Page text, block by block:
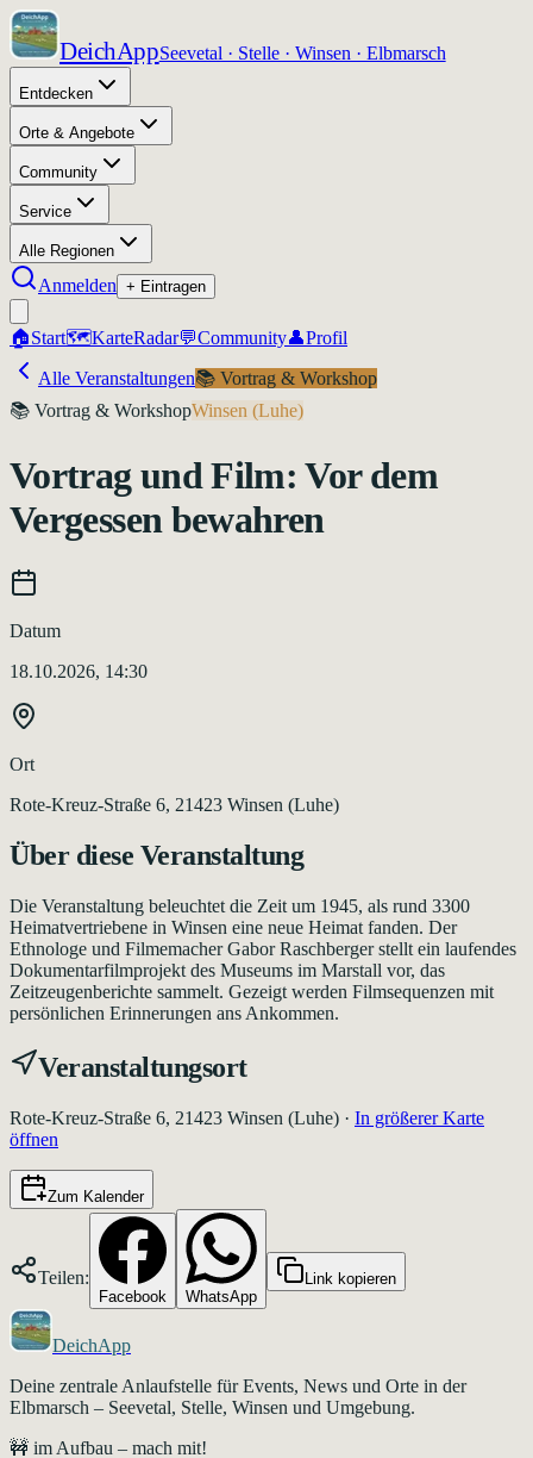
DeichAppSeevetal · Stelle · Winsen · Elbmarsch
Entdecken
Orte & Angebote
Community
Service
Alle Regionen
Anmelden + Eintragen
🏠Start🗺️KarteRadar💬Community👤Profil
Alle Veranstaltungen📚 Vortrag & Workshop
📚 Vortrag & WorkshopWinsen (Luhe)
Vortrag und Film: Vor dem
Vergessen bewahren
Datum
18.10.2026, 14:30
Ort
Rote-Kreuz-Straße 6, 21423 Winsen (Luhe)
Über diese Veranstaltung
Die Veranstaltung beleuchtet die Zeit um 1945, als rund 3300
Heimatvertriebene in Winsen eine neue Heimat fanden. Der
Ethnologe und Filmemacher Gabor Raschberger stellt ein laufendes
Dokumentarfilmprojekt des Museums im Marstall vor, das
Zeitzeugenberichte sammelt. Gezeigt werden Filmsequenzen mit
persönlichen Erinnerungen ans Ankommen.
Veranstaltungsort
Rote-Kreuz-Straße 6, 21423 Winsen (Luhe) · In größerer Karte
öffnen
Zum Kalender
Teilen:
Facebook WhatsApp
Link kopieren
DeichApp
Deine zentrale Anlaufstelle für Events, News und Orte in der
Elbmarsch – Seevetal, Stelle, Winsen und Umgebung.
🚧 im Aufbau – mach mit!